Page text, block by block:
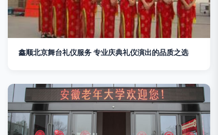
鑫顺北京舞台礼仪服务 专业庆典礼仪演出的品质之选